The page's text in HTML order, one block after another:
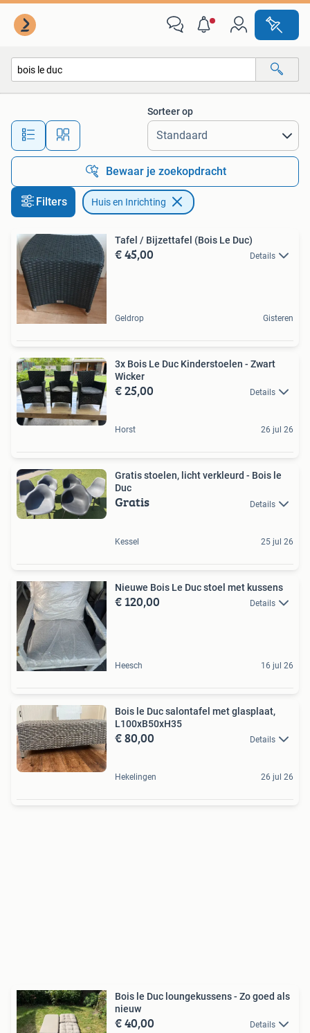
Alle afstanden…
Sorteer op
Bewaar je zoekopdracht
Filters Huis en Inrichting
Tafel / Bijzettafel (Bois Le Duc)
€ 45,00 Details
Geldrop Gisteren
3x Bois Le Duc Kinderstoelen - Zwart
Wicker
€ 25,00 Details
Horst 26 jul 26
Gratis stoelen, licht verkleurd - Bois le
Duc
Gratis Details
Kessel 25 jul 26
Nieuwe Bois Le Duc stoel met kussens
€ 120,00 Details
Heesch 16 jul 26
Bois le Duc salontafel met glasplaat,
L100xB50xH35
€ 80,00 Details
Hekelingen 26 jul 26
Bois le Duc loungekussens - Zo goed als
nieuw
€ 40,00 Details